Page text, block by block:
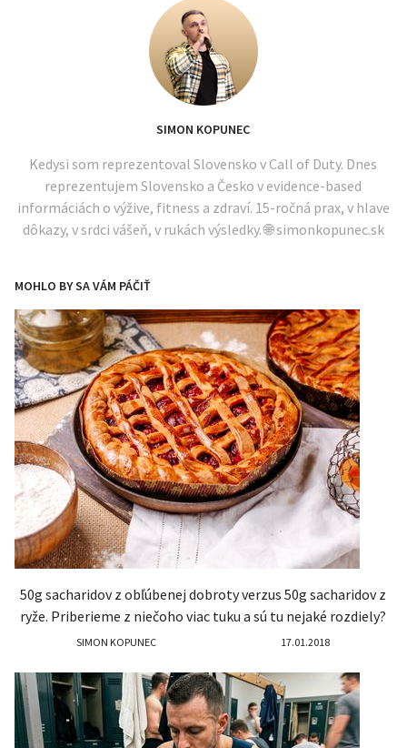
SIMON KOPUNEC
Kedysi som reprezentoval Slovensko v Call of Duty. Dnes
reprezentujem Slovensko a Česko v evidence-based
informáciách o výžive, fitness a zdraví. 15-ročná prax, v hlave
dôkazy, v srdci vášeň, v rukách výsledky. 🌐 simonkopunec.sk
MOHLO BY SA VÁM PÁČIŤ
50g sacharidov z obľúbenej dobroty verzus 50g sacharidov z
ryže. Priberieme z niečoho viac tuku a sú tu nejaké rozdiely?
SIMON KOPUNEC 17.01.2018